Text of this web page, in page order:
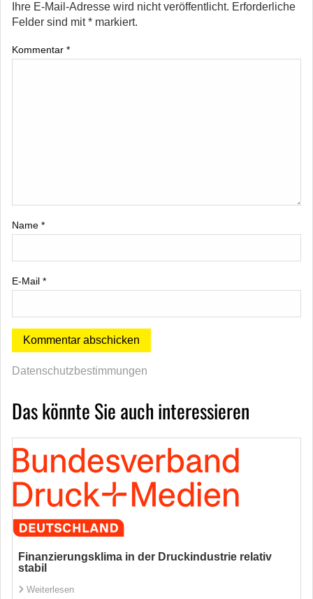
Ihre E-Mail-Adresse wird nicht veröffentlicht. Erforderliche
Felder sind mit* markiert.
Kommentar *
Name *
E-Mail *
Datenschutzbestimmungen
Das könnte Sie auch interessieren
Finanzierungsklima in der Druckindustrie relativ
stabil
Weiterlesen